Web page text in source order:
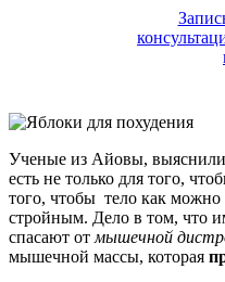
Ученые из Айовы,
есть не только для того,
того, чтобы тело как
стройным. Дело в том, что
спасают от мышечной
мышечной массы, которая